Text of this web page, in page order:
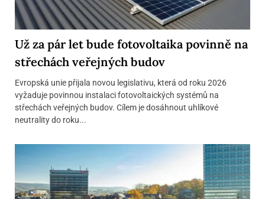
Už za pár let bude fotovoltaika povinně na
střechách veřejných budov
Evropská unie přijala novou legislativu, která od roku 2026
vyžaduje povinnou instalaci fotovoltaických systémů na
střechách veřejných budov. Cílem je dosáhnout uhlíkové
neutrality do roku...